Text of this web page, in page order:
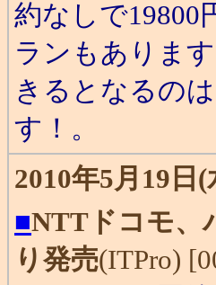
約なしで19800
ランもありま
きるとなるの
す！。
2010年5月19日(
■NTTドコモ、
り発売(ITPro)